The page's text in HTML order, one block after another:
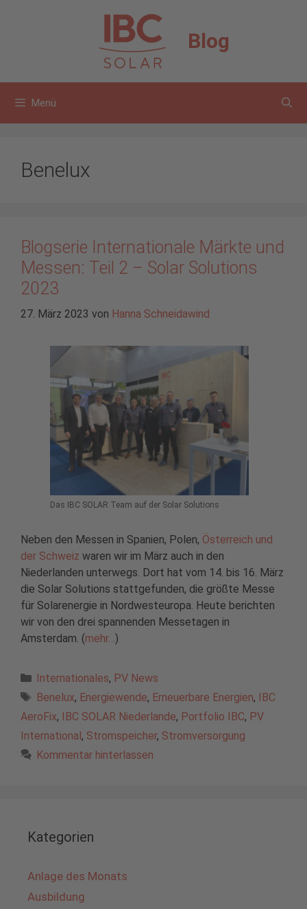
Blog
Menü
Benelux
Blogserie Internationale Märkte und
Messen: Teil 2 – Solar Solutions
2023
27. März 2023 von Hanna Schneidawind
Das IBC SOLAR Team auf der Solar Solutions
Neben den Messen in Spanien, Polen, Österreich und
der Schweiz waren wir im März auch in den
Niederlanden unterwegs. Dort hat vom 14. bis 16. März
die Solar Solutions stattgefunden, die größte Messe
für Solarenergie in Nordwesteuropa. Heute berichten
wir von den drei spannenden Messetagen in
Amsterdam. (mehr…)
Kategorien
Internationales, PV News
Schlagwörter
Benelux, Energiewende, Erneuerbare Energien, IBC
AeroFix, IBC SOLAR Niederlande, Portfolio IBC, PV
International, Stromspeicher, Stromversorgung
Kommentar hinterlassen
Kategorien
Anlage des Monats
Ausbildung